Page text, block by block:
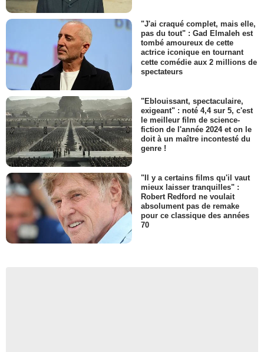
"J'ai craqué complet, mais elle,
pas du tout" : Gad Elmaleh est
tombé amoureux de cette
actrice iconique en tournant
cette comédie aux 2 millions de
spectateurs
"Eblouissant, spectaculaire,
exigeant" : noté 4,4 sur 5, c'est
le meilleur film de science-
fiction de l'année 2024 et on le
doit à un maître incontesté du
genre !
"Il y a certains films qu'il vaut
mieux laisser tranquilles" :
Robert Redford ne voulait
absolument pas de remake
pour ce classique des années
70